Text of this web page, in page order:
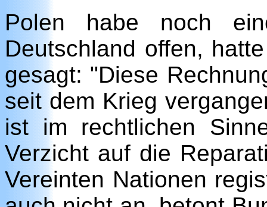
Polen habe noch
Deutschland offen,
gesagt: "Diese
seit dem Krieg
ist im rechtlichen
Verzicht auf die
Vereinten Nationen